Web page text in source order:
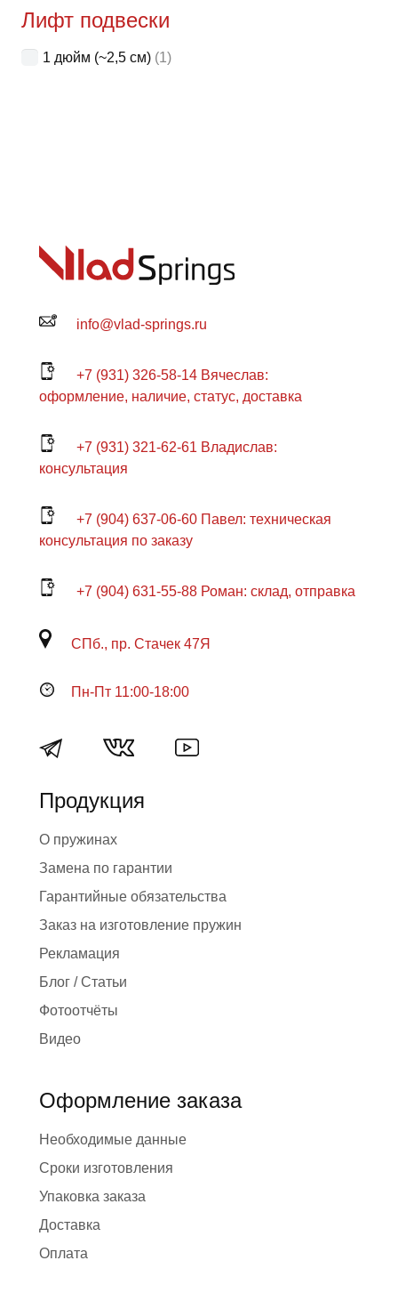
Лифт подвески
1 дюйм (~2,5 см) (1)
info@vlad-springs.ru
+7 (931) 326-58-14 Вячеслав:
оформление, наличие, статус, доставка
+7 (931) 321-62-61 Владислав:
консультация
+7 (904) 637-06-60 Павел: техническая
консультация по заказу
+7 (904) 631-55-88 Роман: склад, отправка
СПб., пр. Стачек 47Я
Пн-Пт 11:00-18:00
Продукция
О пружинах
Замена по гарантии
Гарантийные обязательства
Заказ на изготовление пружин
Рекламация
Блог / Статьи
Фотоотчёты
Видео
Оформление заказа
Необходимые данные
Сроки изготовления
Упаковка заказа
Доставка
Оплата